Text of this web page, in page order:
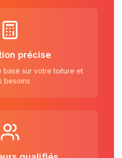
précise
basé sur votre toiture et
besoins